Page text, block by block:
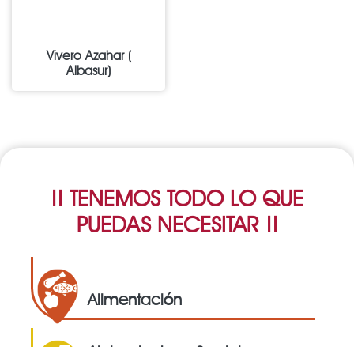
Vivero Azahar (
Albasur)
¡¡ TENEMOS TODO LO QUE
PUEDAS NECESITAR !!
Alimentación